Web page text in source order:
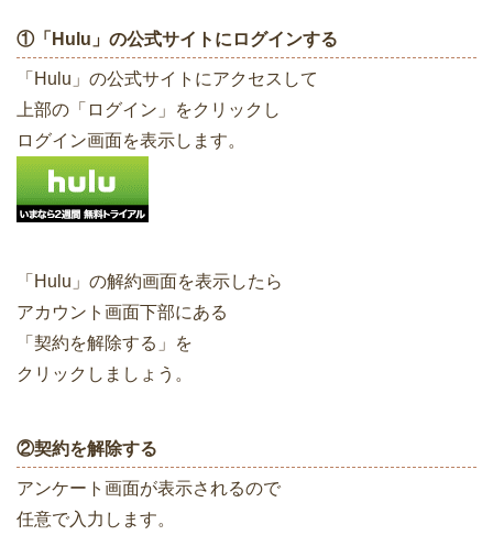
①「Hulu」の公式サイトにログインする
「Hulu」の公式サイトにアクセスして
上部の「ログイン」をクリックし
ログイン画面を表示します。
「Hulu」の解約画面を表示したら
アカウント画面下部にある
「契約を解除する」を
クリックしましょう。
②契約を解除する
アンケート画面が表示されるので
任意で入力します。